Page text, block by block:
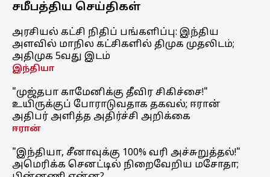
சமீபத்திய செய்திகள்
அரசியல் கட்சி நிதிப் பங்களிப்பு: இந்திய
அளவில் மாநில கட்சிகளில் திமுக முதலிடம்;
அதிமுக 5வது இடம்
இந்தியா
"முஜ்தபா காமேனிக்கு தீவிர சிகிச்சை!"
உயிருக்குப் போராடுவதாக தகவல்; ஈரான்
அதிபர் அளித்த அதிர்ச்சி அறிக்கை
ஈரான்
"இந்தியா, சீனாவுக்கு 100% வரி அச்சுறுத்தல்!"
அமெரிக்க செனட்டில் நிறைவேறிய மசோதா;